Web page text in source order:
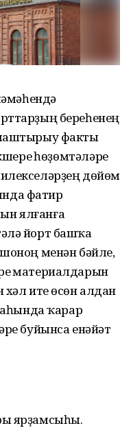
береһенең
факты
һөҙөмтәләре
дөйөм
фатир
ялғанға
йорт башҡа
менән бәйле,
материалдарын
хәл итеү өсөн алдан
ҡарар
буйынса енәйәт
ярҙамсыһы.